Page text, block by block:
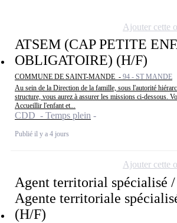
ATSEM (CAP PETITE
OBLIGATOIRE) (H/F)
COMMUNE DE SAINT-MANDE - 94 - ST MANDE
Au sein de la Direction de la famille, sous l'autorité
structure, vous aurez à assurer les missions ci-dessous.
Accueillir l'enfant et...
CDD - Temps plein
Publié il y a 4 jours
Ajouter cette
Agent territorial spécialisé /
Agente territoriale
(H/F)
Ajouter cette